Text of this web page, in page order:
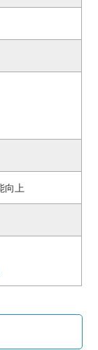
い合わせ
のご案内
向上